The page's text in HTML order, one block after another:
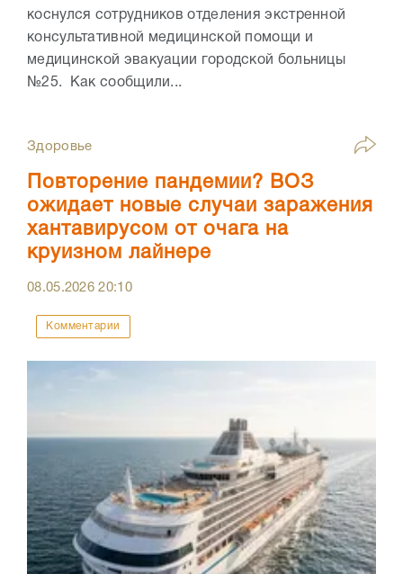
коснулся сотрудников отделения экстренной
консультативной медицинской помощи и
медицинской эвакуации городской больницы
№25. Как сообщили...
Здоровье
Повторение пандемии? ВОЗ
ожидает новые случаи заражения
хантавирусом от очага на
круизном лайнере
08.05.202620:10
Комментарии